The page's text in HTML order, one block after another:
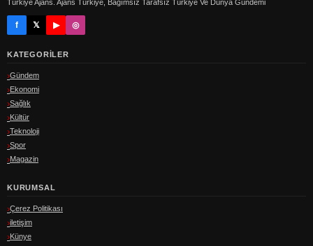
Türkiye Ajans. Ajans Türkiye, Bağımsız Tarafsız Türkiye Ve Dünya Gündemi
f 𝕏 ▶ ◎
KATEGORILER
Gündem
Ekonomi
Sağlık
Kültür
Teknoloji
Spor
Magazin
KURUMSAL
Çerez Politikası
iletişim
Künye